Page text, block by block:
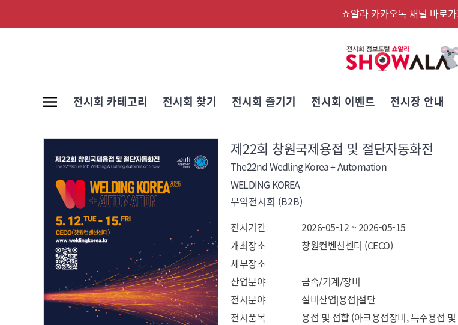
쇼알라 카카오톡 채널 바로
전시회 카테고리 전시회 찾기 전시회 즐기기 전시회 이벤트 전시장 안내
제22회 창원국제용접 및 절단자동화전
The22nd Wedling Korea + Automation
WELDING KOREA
무역전시회 (B2B)
전시기간
2026-05-12 ~ 2026-05-15
개최장소
창원컨벤션센터 (CECO)
세부장소
산업분야
금속/기계/장비
전시분야
설비산업|용접|절단
전시품목
용접 및 접합 (아크용접장비, 특수용접